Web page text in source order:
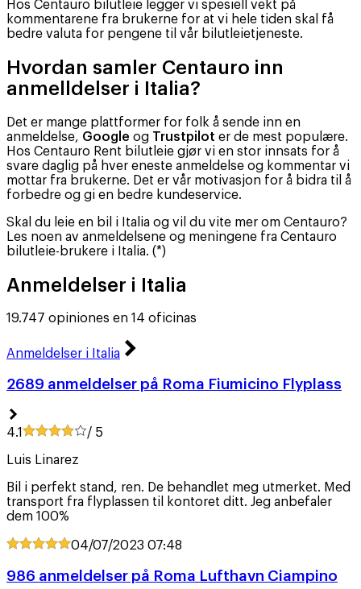
Hos Centauro bilutleie legger vi spesiell vekt på
kommentarene fra brukerne for at vi hele tiden skal få
bedre valuta for pengene til vår bilutleietjeneste.
Hvordan samler Centauro inn
anmelldelser i Italia?
Det er mange plattformer for folk å sende inn en
anmeldelse, Google og Trustpilot er de mest populære.
Hos Centauro Rent bilutleie gjør vi en stor innsats for å
svare daglig på hver eneste anmeldelse og kommentar vi
mottar fra brukerne. Det er vår motivasjon for å bidra til å
forbedre og gi en bedre kundeservice.
Skal du leie en bil i Italia og vil du vite mer om Centauro?
Les noen av anmeldelsene og meningene fra Centauro
bilutleie-brukere i Italia. (*)
Anmeldelser i Italia
19.747 opiniones en 14 oficinas
Anmeldelser i Italia
2689 anmeldelser på Roma Fiumicino Flyplass
4.1 / 5
Luis Linarez
Bil i perfekt stand, ren. De behandlet meg utmerket. Med
transport fra flyplassen til kontoret ditt. Jeg anbefaler
dem 100%
04/07/2023 07:48
986 anmeldelser på Roma Lufthavn Ciampino